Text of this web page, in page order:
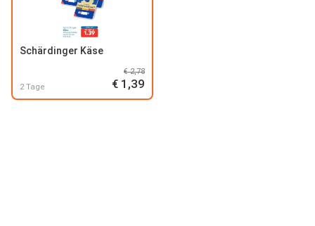
Schärdinger Käse
2 Tage
€ 2,78
€ 1,39